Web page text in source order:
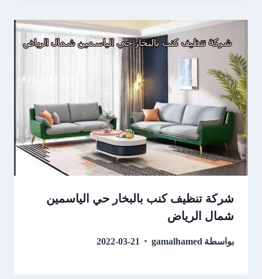
شركة تنظيف كنب بالبخار حي الياسمين
شمال الرياض
بواسطة gamalhamed
2022-03-21